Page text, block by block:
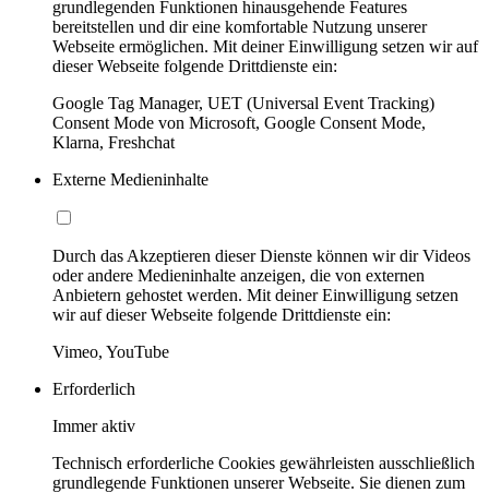
grundlegenden Funktionen hinausgehende Features
bereitstellen und dir eine komfortable Nutzung unserer
Webseite ermöglichen. Mit deiner Einwilligung setzen wir auf
dieser Webseite folgende Drittdienste ein:
Google Tag Manager, UET (Universal Event Tracking)
Consent Mode von Microsoft, Google Consent Mode,
Klarna, Freshchat
Externe Medieninhalte
Durch das Akzeptieren dieser Dienste können wir dir Videos
oder andere Medieninhalte anzeigen, die von externen
Anbietern gehostet werden. Mit deiner Einwilligung setzen
wir auf dieser Webseite folgende Drittdienste ein:
Vimeo, YouTube
Erforderlich
Immer aktiv
Technisch erforderliche Cookies gewährleisten ausschließlich
grundlegende Funktionen unserer Webseite. Sie dienen zum